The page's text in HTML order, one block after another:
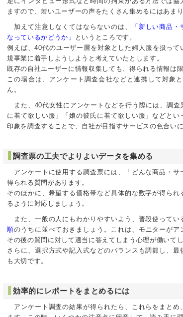
ますので、若いユーザーの声をたくさん集めるにはあま
加えて注意しなくてはならないのは、
「新しい商品
なっているかどうか」
というところです。
例えば、40代のユーザー層を対象とした婦人服を扱っ
規事業に着手しようしようと考えていたとします。
既存の自社ユーザーに情報収集しても、得られる情報は
この場合は、アンケート調査会社などと連携して対象
ん。
また、40代女性にアンケートなどを行う際には、調
に着て欲しい服」「娘の彼氏に着て欲しい服」などと
印象を調査することで、自社が目指すサービスの色合い
調査票の工夫でよりよいデータを集める
アンケートに使用する調査票には、「どんな商品・サ
得られる質問があります。
そのほかに、希望する価格帯など具体的な数字が得ら
るように対応しましょう。
また、一般の人にもわかりやすいよう、普段使ってい
順のうちに並べておきましょう。これは、モニターが
その後の質問に対して適当に答えてしまう心理が働いて
さらに、選択方式や記入式などのバランスも調節し、
も大切です。
効率的にレポートをまとめるには
アンケート調査の結果が得られたら、これらをまと